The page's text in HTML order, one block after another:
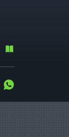
Instagram